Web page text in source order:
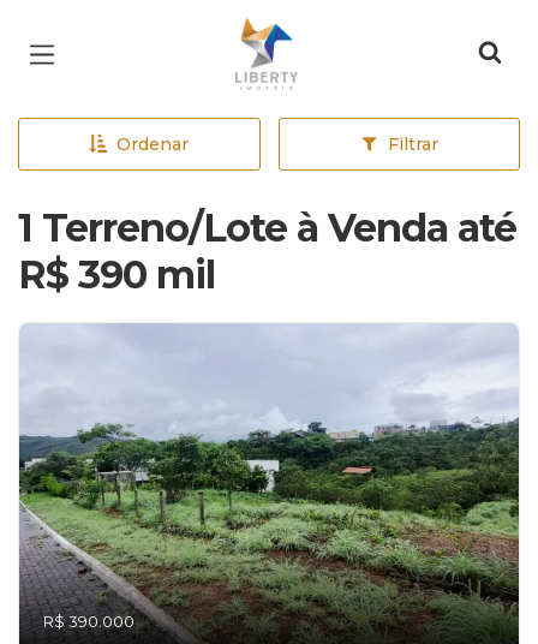
Página inicial
Ordenar Filtrar
1 Terreno/Lote à Venda até
R$ 390 mil
R$ 390.000